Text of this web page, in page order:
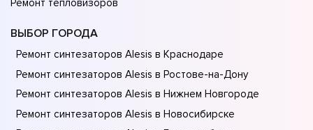
Ремонт тепловизоров
ВЫБОР ГОРОДА
Ремонт синтезаторов Alesis в Краснодаре
Ремонт синтезаторов Alesis в Ростове-на-Донy
Ремонт синтезаторов Alesis в Нижнем Новгороде
Ремонт синтезаторов Alesis в Новосибирске